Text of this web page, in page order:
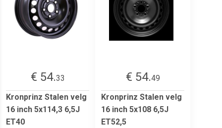
€ 54.33
Kronprinz Stalen velg
16 inch 5x114,3 6,5J
ET40
€ 54.49
Kronprinz Stalen velg
16 inch 5x108 6,5J
ET52,5